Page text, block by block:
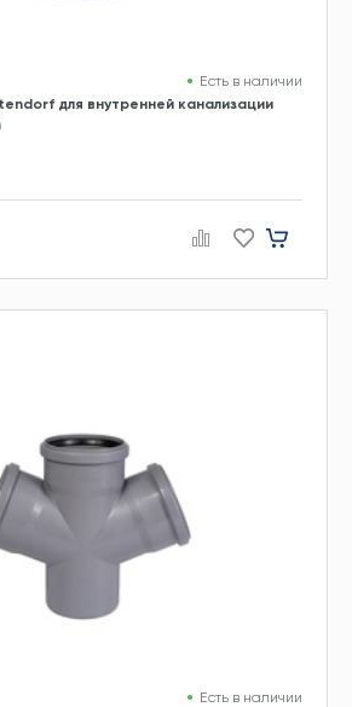
Есть в наличии
для внутренней канализации
Есть в наличии